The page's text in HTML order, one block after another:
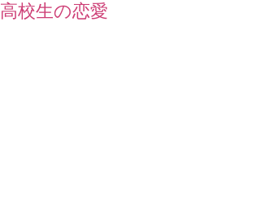
高校生の恋愛